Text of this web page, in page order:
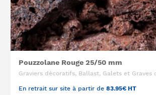
Pouzzolane Rouge 25/50 mm
Graviers décoratifs, Ballast, Galets et Graves
En retrait sur site à partir de 83.95€ HT